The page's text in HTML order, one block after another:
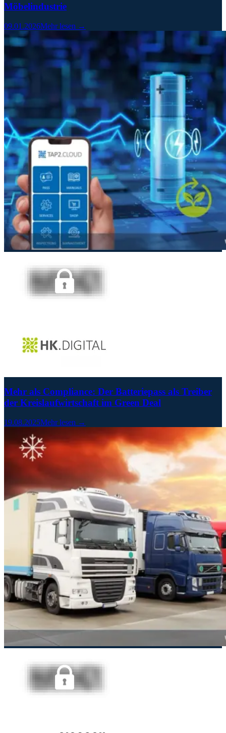
Möbelindustrie
09.01.2026Mehr lesen →
Mehr als Compliance: Der Batteriepass als Treiber
der Kreislaufwirtschaft im Green Deal
19.08.2025Mehr lesen →